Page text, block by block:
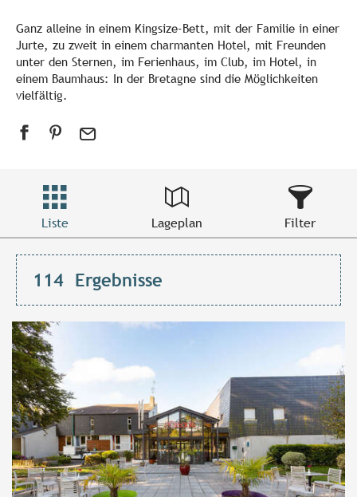
Ganz alleine in einem Kingsize-Bett, mit der Familie in einer
Jurte, zu zweit in einem charmanten Hotel, mit Freunden
unter den Sternen, im Ferienhaus, im Club, im Hotel, in
einem Baumhaus: In der Bretagne sind die Möglichkeiten
vielfältig.
Liste Lageplan Filter
114 Ergebnisse